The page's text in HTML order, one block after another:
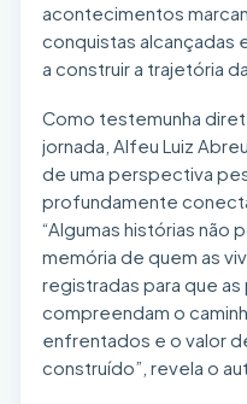
acontecimentos
conquistas alcançadas
a construir a trajetória da
Como testemunha
jornada, Alfeu Luiz
de uma perspectiva
profundamente
“Algumas histórias não
memória de quem as
registradas para que
compreendam o
enfrentados e o valor
construído”, revela o